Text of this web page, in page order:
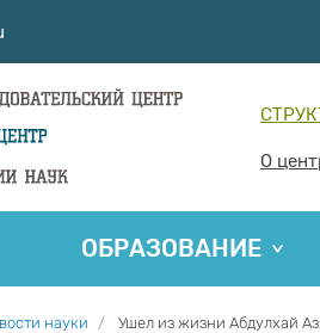
О
ОБРАЗОВАНИЕ
науки Ушел из жизни Абдулхай